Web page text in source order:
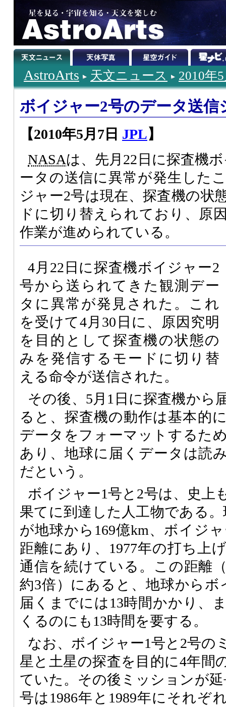
AstroArts 天文ニュース 2010年
ボイジャー2号のデータ送信
【2010年5月7日 JPL】
NASAは、先月22日に探査機
ータの送信に異常が発生した
ジャー2号は現在、探査機の状
ドに切り替えられており、原
作業が進められている。
4月22日に探査機ボイジャー2
号から送られてきた観測デー
タに異常が発見された。これ
を受けて4月30日に、原因究明
を目的として探査機の状態の
みを発信するモードに切り替
える命令が送信された。
その後、5月1日に探査機から
ると、探査機の動作は基本的
データをフォーマットするた
あり、地球に届くデータは読
だという。
ボイジャー1号と2号は、史上
果てに到達した人工物である
が地球から169億km、ボイジ
距離にあり、1977年の打ち上
通信を続けている。この距離
約3倍）にあると、地球からボ
届くまでには13時間かかり、
くるのにも13時間を要する。
なお、ボイジャー1号と2号の
星と土星の探査を目的に4年間
ていた。その後ミッションが
号は1986年と1989年にそれぞ